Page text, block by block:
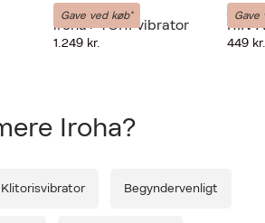
Gave ved køb*
Iroha
iroha+ TORI vibrator
1.249 kr.
Gave
Iroha
RIN
449 kr.
Iroha?
Klitorisvibrator Begyndervenligt